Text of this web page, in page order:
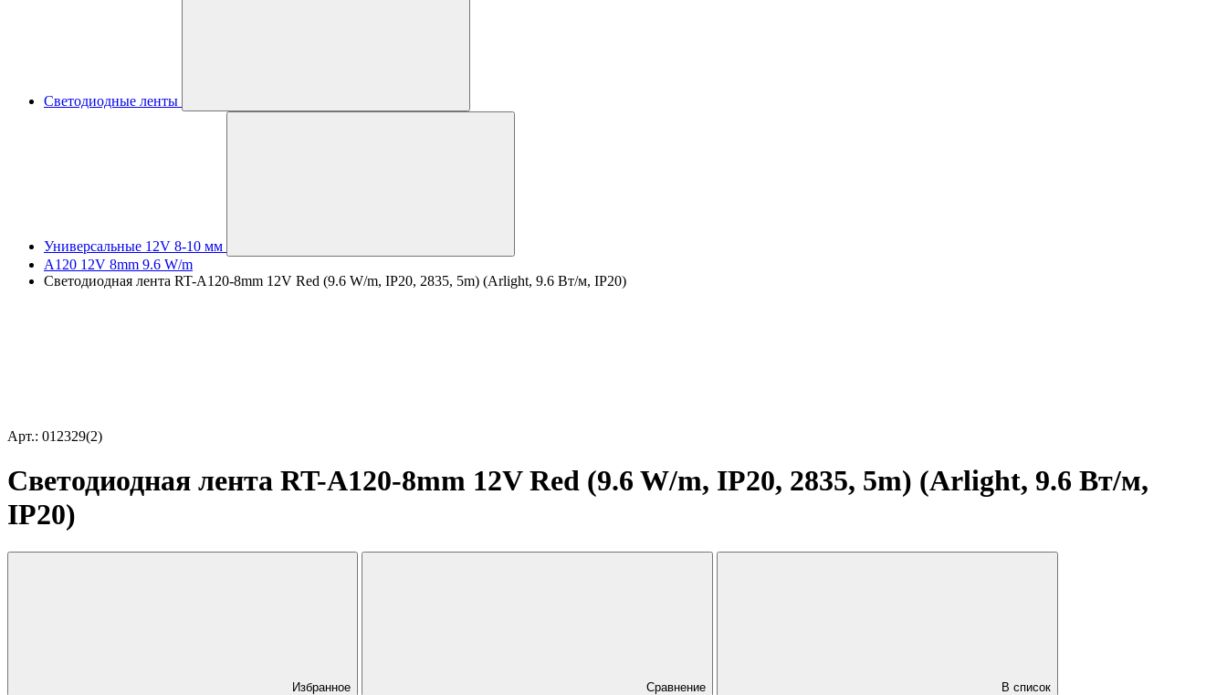
Светодиодные ленты
Универсальные 12V 8-10 мм
A120 12V 8mm 9.6 W/m
Светодиодная лента RT-A120-8mm 12V Red (9.6 W/m, IP20, 2835, 5m) (Arlight, 9.6 Вт/м, IP20)
Арт.: 012329(2)
Светодиодная лента RT-A120-8mm 12V Red (9.6 W/m, IP20, 2835, 5m) (Arlight, 9.6 Вт/м,
IP20)
Избранное Сравнение
В список